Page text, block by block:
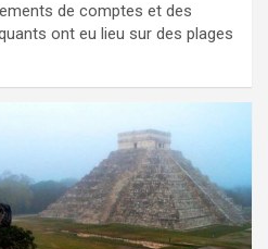
de comptes et des
ont eu lieu sur des plages